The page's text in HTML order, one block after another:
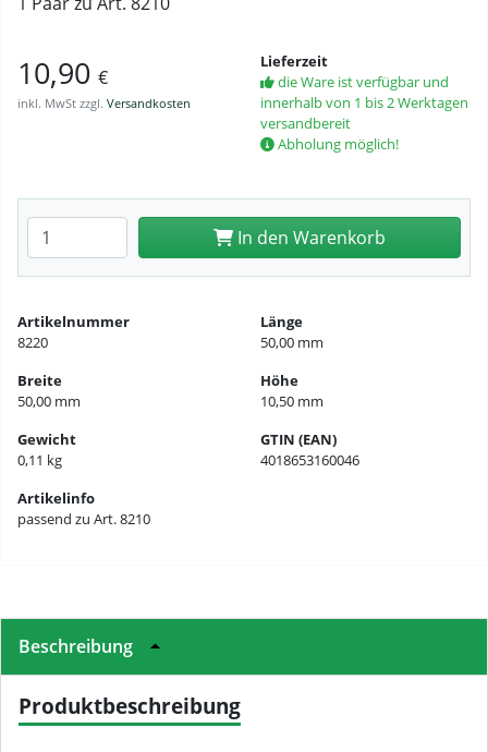
10,90 €
inkl. MwSt zzgl. Versandkosten
Lieferzeit
die Ware ist verfügbar und
innerhalb von 1 bis 2 Werktagen
versandbereit
Abholung möglich!
Anzahl eingeben In den Warenkorb
Artikelnummer
8220
Länge
50,00 mm
Breite
50,00 mm
Höhe
10,50 mm
Gewicht
0,11 kg
GTIN (EAN)
4018653160046
Artikelinfo
passend zu Art. 8210
Beschreibung
Produktbeschreibung